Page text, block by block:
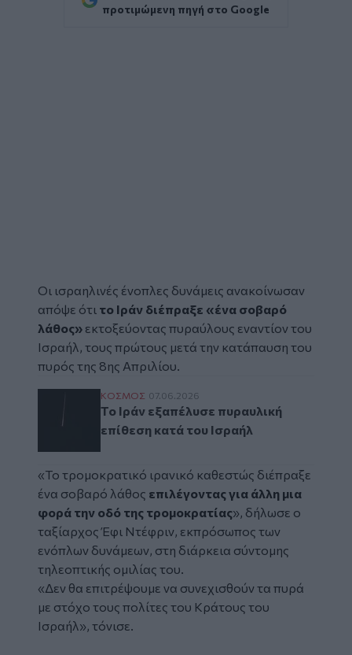
προτιμώμενη πηγή στο Google
Οι ισραηλινές ένοπλες δυνάμεις ανακοίνωσαν
απόψε ότι το Ιράν διέπραξε «ένα σοβαρό
λάθος» εκτοξεύοντας πυραύλους εναντίον του
Ισραήλ, τους πρώτους μετά την κατάπαυση του
πυρός της 8ης Απριλίου.
Το Ιράν εξαπέλυσε πυραυλική επίθεση
ΚΟΣΜΟΣ 07.06.2026
Το Ιράν εξαπέλυσε πυραυλική
επίθεση κατά του Ισραήλ
«Το τρομοκρατικό ιρανικό καθεστώς διέπραξε
ένα σοβαρό λάθος επιλέγοντας για άλλη μια
φορά την οδό της τρομοκρατίας», δήλωσε ο
ταξίαρχος Έφι Ντέφριν, εκπρόσωπος των
ενόπλων δυνάμεων, στη διάρκεια σύντομης
τηλεοπτικής ομιλίας του.
«Δεν θα επιτρέψουμε να συνεχισθούν τα πυρά
με στόχο τους πολίτες του Κράτους του
Ισραήλ», τόνισε.